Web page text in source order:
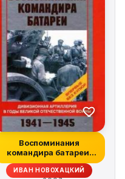
Воспоминания
командира батареи.
Дивизионная артилл...
ИВАН НОВОХАЦКИЙ